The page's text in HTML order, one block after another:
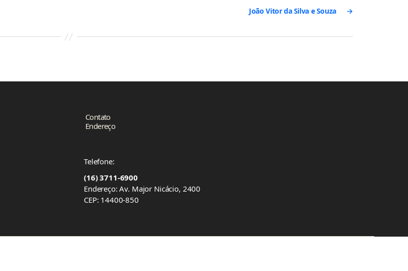
→
João Vitor da Silva e Souza
Contato
Endereço
Telefone:
(16) 3711-6900
Endereço: Av. Major Nicácio, 2400
CEP: 14400-850